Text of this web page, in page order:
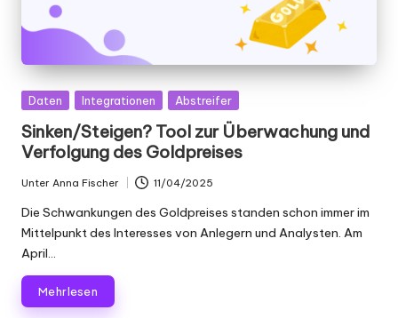
o
n
]
-
O
k
e
y
P
r
Gepostet
Daten Integrationen Abstreifer
Sinken/Steigen? Tool zur Überwachung und
Verfolgung des Goldpreises
Geschrieben
von
Unter Anna Fischer 11/04/2025
Die Schwankungen des Goldpreises standen schon immer im
Mittelpunkt des Interesses von Anlegern und Analysten. Am
April...
Mehr lesen